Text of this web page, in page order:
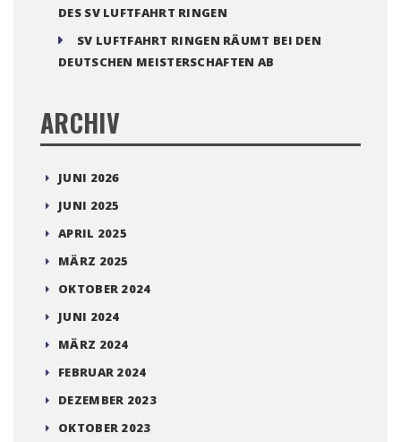
DES SV LUFTFAHRT RINGEN
SV LUFTFAHRT RINGEN RÄUMT BEI DEN
DEUTSCHEN MEISTERSCHAFTEN AB
ARCHIV
JUNI 2026
JUNI 2025
APRIL 2025
MÄRZ 2025
OKTOBER 2024
JUNI 2024
MÄRZ 2024
FEBRUAR 2024
DEZEMBER 2023
OKTOBER 2023